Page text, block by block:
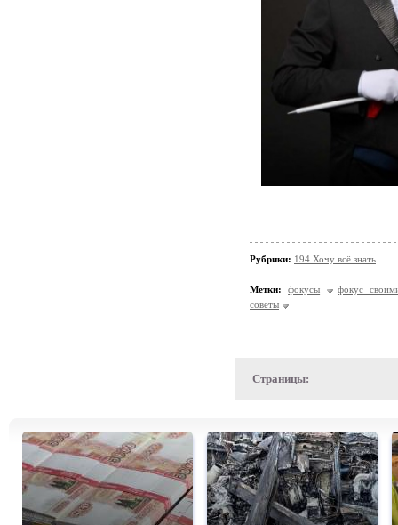
Рубрики: 194 Хочу всё знать
Метки: фокусы
фокус
советы
Страницы: